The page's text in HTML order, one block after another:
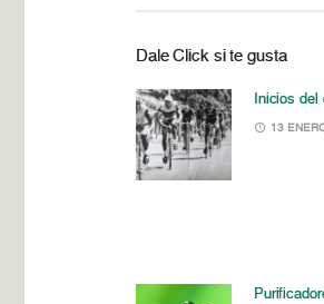
Dale Click si te gusta
Inicios
13